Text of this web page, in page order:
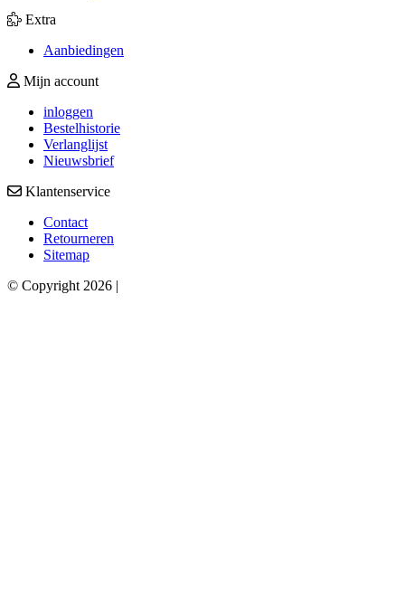
Extra
Aanbiedingen
Mijn account
inloggen
Bestelhistorie
Verlanglijst
Nieuwsbrief
Klantenservice
Contact
Retourneren
Sitemap
© Copyright 2026 |